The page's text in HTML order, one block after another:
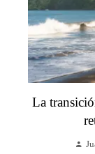
La